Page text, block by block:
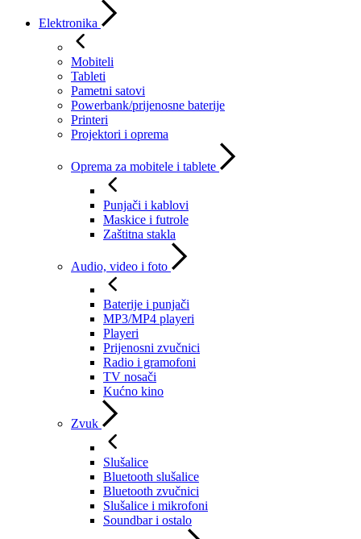
Elektronika
Mobiteli
Tableti
Pametni satovi
Powerbank/prijenosne baterije
Printeri
Projektori i oprema
Oprema za mobitele i tablete
Punjači i kablovi
Maskice i futrole
Zaštitna stakla
Audio, video i foto
Baterije i punjači
MP3/MP4 playeri
Playeri
Prijenosni zvučnici
Radio i gramofoni
TV nosači
Kućno kino
Zvuk
Slušalice
Bluetooth slušalice
Bluetooth zvučnici
Slušalice i mikrofoni
Soundbar i ostalo